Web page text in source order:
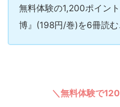
無料体験の1,200ポイン
博』(198円/巻)を6冊読む
＼無料体験で